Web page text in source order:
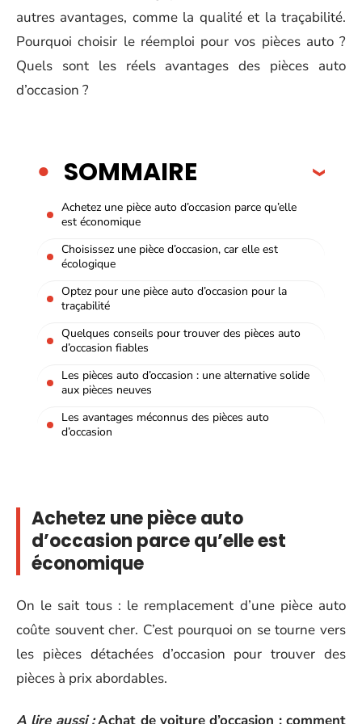
autres avantages, comme la qualité et la traçabilité.
Pourquoi choisir le réemploi pour vos pièces auto ?
Quels sont les réels avantages des pièces auto
d’occasion ?
SOMMAIRE
Achetez une pièce auto d’occasion parce qu’elle
est économique
Choisissez une pièce d’occasion, car elle est
écologique
Optez pour une pièce auto d’occasion pour la
traçabilité
Quelques conseils pour trouver des pièces auto
d’occasion fiables
Les pièces auto d’occasion : une alternative solide
aux pièces neuves
Les avantages méconnus des pièces auto
d’occasion
Achetez une pièce auto
d’occasion parce qu’elle est
économique
On le sait tous : le remplacement d’une pièce auto
coûte souvent cher. C’est pourquoi on se tourne vers
les pièces détachées d’occasion pour trouver des
pièces à prix abordables.